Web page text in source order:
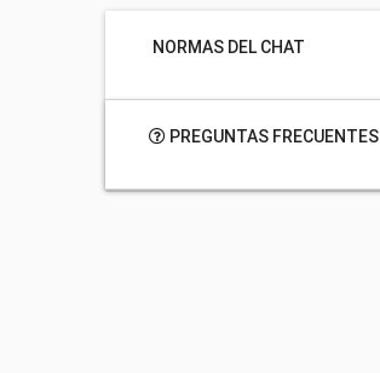
NORMAS DEL CHAT
PREGUNTAS FRECUENTES